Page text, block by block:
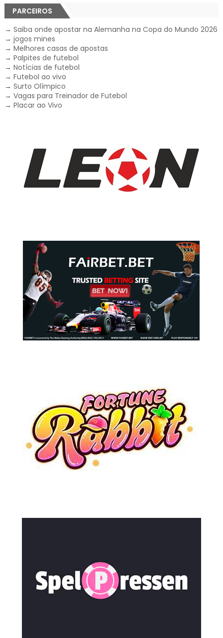
PARCEIROS
→ Saiba onde apostar na Alemanha na Copa do Mundo 2026
→ jogos mines
→ Melhores casas de apostas
→ Palpites de futebol
→ Notícias de futebol
→ Futebol ao vivo
→ Surto Olímpico
→ Vagas para Treinador de Futebol
→ Placar ao Vivo